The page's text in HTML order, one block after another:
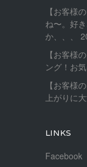
【お客様
ね〜。好
か、、、
【お客様
ング！お
【お客様
上がりに
LINKS
Facebook